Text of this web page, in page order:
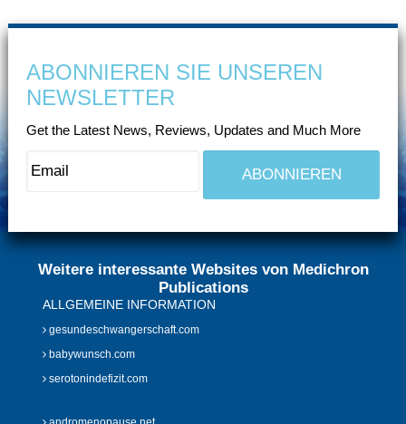
ABONNIEREN SIE UNSEREN
NEWSLETTER
Get the Latest News, Reviews, Updates and Much More
Weitere interessante Websites von Medichron
Publications
ALLGEMEINE INFORMATION
gesundeschwangerschaft.com
babywunsch.com
serotonindefizit.com